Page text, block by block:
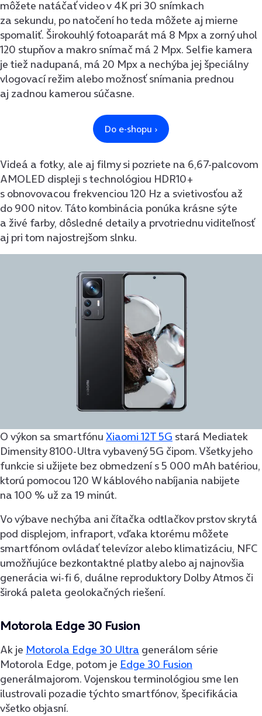
môžete natáčať video v 4K pri 30 snímkach
za sekundu, po natočení ho teda môžete aj mierne
spomaliť. Širokouhlý fotoaparát má 8 Mpx a zorný uhol
120 stupňov a makro snímač má 2 Mpx. Selfie kamera
je tiež nadupaná, má 20 Mpx a nechýba jej špeciálny
vlogovací režim alebo možnosť snímania prednou
aj zadnou kamerou súčasne.
Videá a fotky, ale aj filmy si pozriete na 6,67-palcovom
AMOLED displeji s technológiou HDR10+
s obnovovacou frekvenciou 120 Hz a svietivosťou až
do 900 nitov. Táto kombinácia ponúka krásne sýte
a živé farby, dôsledné detaily a prvotriednu viditeľnosť
aj pri tom najostrejšom slnku.
O výkon sa smartfónu Xiaomi 12T 5G stará Mediatek
Dimensity 8100-Ultra vybavený 5G čipom. Všetky jeho
funkcie si užijete bez obmedzení s 5 000 mAh batériou,
ktorú pomocou 120 W káblového nabíjania nabijete
na 100 % už za 19 minút.
Vo výbave nechýba ani čítačka odtlačkov prstov skrytá
pod displejom, infraport, vďaka ktorému môžete
smartfónom ovládať televízor alebo klimatizáciu, NFC
umožňujúce bezkontaktné platby alebo aj najnovšia
generácia wi-fi 6, duálne reproduktory Dolby Atmos či
široká paleta geolokačných riešení.
Motorola Edge 30 Fusion
Ak je Motorola Edge 30 Ultra generálom série
Motorola Edge, potom je Edge 30 Fusion
generálmajorom. Vojenskou terminológiou sme len
ilustrovali pozadie týchto smartfónov, špecifikácia
všetko objasní.